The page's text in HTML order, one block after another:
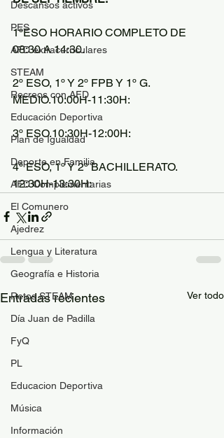
Descansos activos
PES
AFD extracurriculares
STEAM
Recreos con AFD
Educación Deportiva
Plan de Igualdad
Deporte en Familia
AFD Complementarias
El Comunero
Ajedrez
Lengua y Literatura
Geografía e Historia
Retos STEAM
Día Juan de Padilla
FyQ
PL
Educacion Deportiva
Música
Información
1ºESO HORARIO COMPLETO DE
08:30 A 14:30.
2º ESO, 1º Y 2º FPB Y 1º G.
MEDIO.10:00H-11:30H:
3º ESO.10:30H-12:00H:
4º ESO, 1º Y 2º BACHILLERATO.
12:30H-13:30H:
Entradas recientes Ver todo